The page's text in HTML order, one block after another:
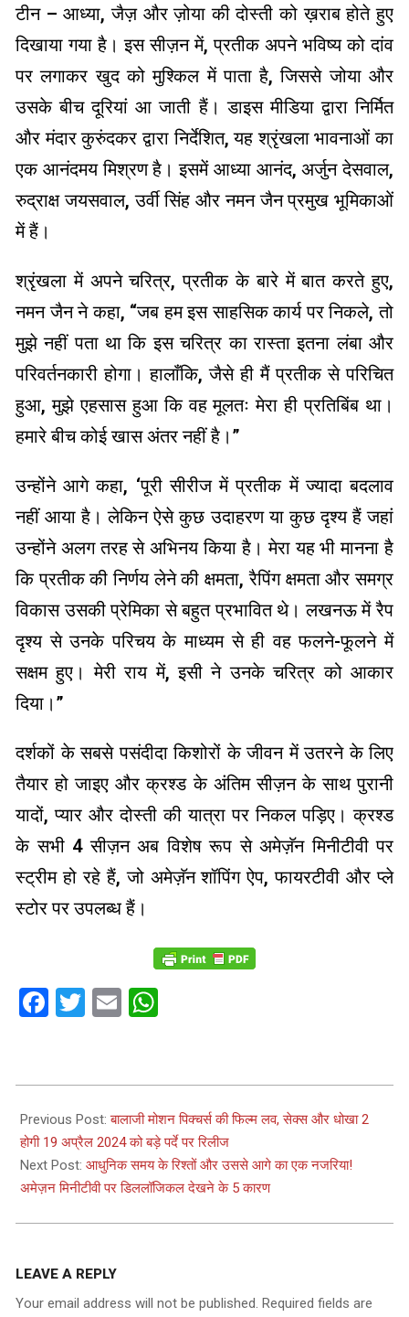
टीन – आध्या, जैज़ और ज़ोया की दोस्ती को ख़राब होते हुए
दिखाया गया है। इस सीज़न में, प्रतीक अपने भविष्य को दांव
पर लगाकर खुद को मुश्किल में पाता है, जिससे जोया और
उसके बीच दूरियां आ जाती हैं। डाइस मीडिया द्वारा निर्मित
और मंदार कुरुंदकर द्वारा निर्देशित, यह श्रृंखला भावनाओं का
एक आनंदमय मिश्रण है। इसमें आध्या आनंद, अर्जुन देसवाल,
रुद्राक्ष जयसवाल, उर्वी सिंह और नमन जैन प्रमुख भूमिकाओं
में हैं।
श्रृंखला में अपने चरित्र, प्रतीक के बारे में बात करते हुए,
नमन जैन ने कहा, “जब हम इस साहसिक कार्य पर निकले, तो
मुझे नहीं पता था कि इस चरित्र का रास्ता इतना लंबा और
परिवर्तनकारी होगा। हालाँकि, जैसे ही मैं प्रतीक से परिचित
हुआ, मुझे एहसास हुआ कि वह मूलतः मेरा ही प्रतिबिंब था।
हमारे बीच कोई खास अंतर नहीं है।”
उन्होंने आगे कहा, ‘पूरी सीरीज में प्रतीक में ज्यादा बदलाव
नहीं आया है। लेकिन ऐसे कुछ उदाहरण या कुछ दृश्य हैं जहां
उन्होंने अलग तरह से अभिनय किया है। मेरा यह भी मानना ​​है
कि प्रतीक की निर्णय लेने की क्षमता, रैपिंग क्षमता और समग्र
विकास उसकी प्रेमिका से बहुत प्रभावित थे। लखनऊ में रैप
दृश्य से उनके परिचय के माध्यम से ही वह फलने-फूलने में
सक्षम हुए। मेरी राय में, इसी ने उनके चरित्र को आकार
दिया।”
दर्शकों के सबसे पसंदीदा किशोरों के जीवन में उतरने के लिए
तैयार हो जाइए और क्रश्ड के अंतिम सीज़न के साथ पुरानी
यादों, प्यार और दोस्ती की यात्रा पर निकल पड़िए। क्रश्ड
के सभी 4 सीज़न अब विशेष रूप से अमेज़ॅन मिनीटीवी पर
स्ट्रीम हो रहे हैं, जो अमेज़ॅन शॉपिंग ऐप, फायरटीवी और प्ले
स्टोर पर उपलब्ध हैं।
Facebook
Twitter
Email
02-
14
Previous Post:बालाजी मोशन पिक्चर्स की फिल्म लव, सेक्स और धोखा 2
होगी 19 अप्रैल 2024 को बड़े पर्दे पर रिलीज
Next Post: आधुनिक समय के रिश्तों और उससे आगे का एक नजरिया!
अमेज़न मिनीटीवी पर डिललॉजिकल देखने के 5 कारण
LEAVE A REPLY
Your email address will not be published. Required fields are